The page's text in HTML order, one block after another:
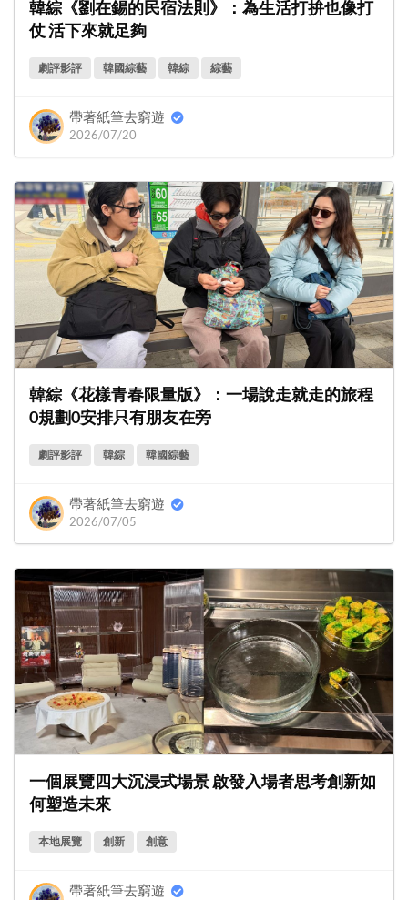
韓綜《劉在錫的民宿法則》：為生活打拚也像打
仗 活下來就足夠
劇評影評 韓國綜藝 韓綜 綜藝
帶著紙筆去窮遊
2026/07/20
韓綜《花樣青春限量版》：一場說走就走的旅程
0規劃0安排只有朋友在旁
劇評影評 韓綜 韓國綜藝
帶著紙筆去窮遊
2026/07/05
一個展覽四大沉浸式場景 啟發入場者思考創新如
何塑造未來
本地展覽 創新 創意
帶著紙筆去窮遊